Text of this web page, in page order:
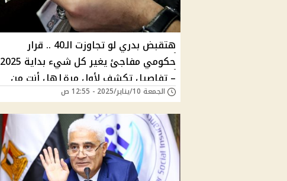
هتقبض بدري لو تجاوزت الـ40 .. قرار
حكومي مفاجئ يغير كل شيء بداية 2025
– تفاصيل تكشف لأول مرة|هل أنت من
المستفيدين؟
الجمعة 10/يناير/2025 - 12:55 ص